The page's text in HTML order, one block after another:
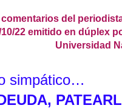
del
22 emitido en dúplex
Universidad
simpático…